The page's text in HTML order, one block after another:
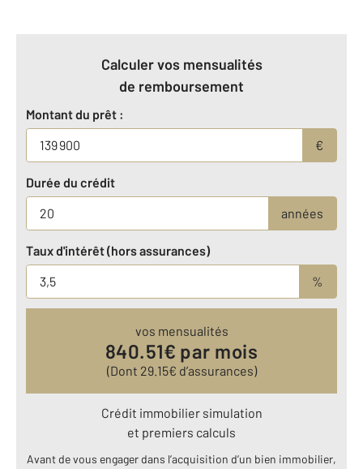
Calculer vos mensualités
de remboursement
Montant du prêt :
€
Durée du crédit
années
Taux d'intérêt (hors assurances)
%
vos mensualités
840.51€ par mois
(Dont 29.15€ d’assurances)
Crédit immobilier simulation
et premiers calculs
Avant de vous engager dans l’acquisition d’un bien immobilier,